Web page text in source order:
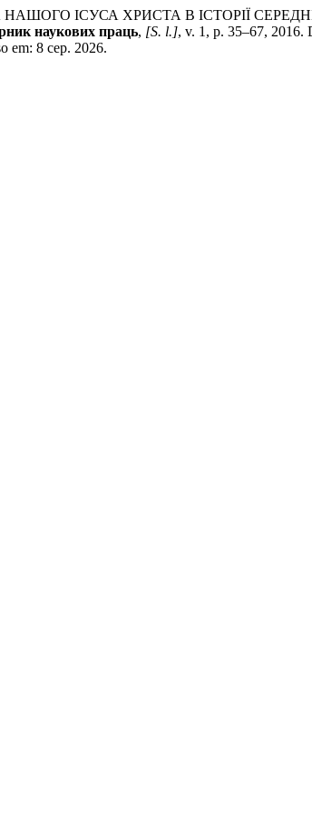
ІСУСА ХРИСТА В ІСТОРІЇ
наукових праць, [S. l.], v. 1, p. 35–67, 2016.
em: 8 сер. 2026.